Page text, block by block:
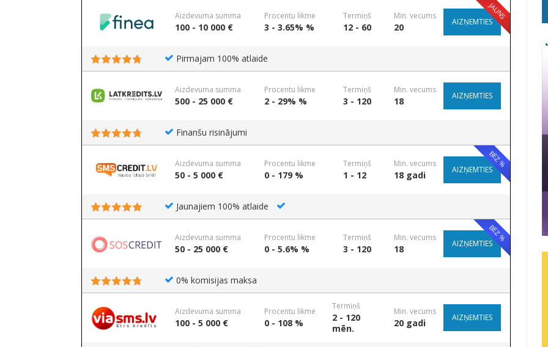
JAUNS
Aizdevuma summa
100 - 10 000 €
Procentu likme
3 - 3.65% %
Termiņš
12 - 60
Min. vecums
20 AIZŅEMTIES
Pirmajam 100% atlaide
Aizdevuma summa
500 - 25 000 €
Procentu likme
2 - 29% %
Termiņš
3 - 120
Min. vecums
18 AIZŅEMTIES
Finanšu risinājumi
BEZ %
Aizdevuma summa
50 - 5 000 €
Procentu likme
0 - 179 %
Termiņš
1 - 12
Min. vecums
18 gadi AIZŅEMTIES
Jaunajiem 100% atlaide
BEZ %
Aizdevuma summa
50 - 25 000 €
Procentu likme
0 - 5.6% %
Termiņš
3 - 120
Min. vecums
18 AIZŅEMTIES
0% komisijas maksa
Aizdevuma summa
100 - 5 000 €
Procentu likme
0 - 108 %
Termiņš
2 - 120
mēn.
Min. vecums
20 gadi AIZŅEMTIES